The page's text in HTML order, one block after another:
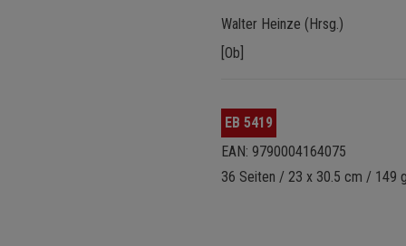
Walter Heinze (Hrsg.)
[Ob]
EB 5419
EAN: 9790004164075
36 Seiten / 23 x 30.5 cm / 149